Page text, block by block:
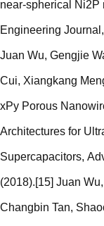
near-spherical Ni2P
Engineering
Juan Wu, Gengjie
Cui, Xiangkang
xPy Porous
Architectures for
Supercapacitors,
(2018).[15] Juan
Changbin Tan,